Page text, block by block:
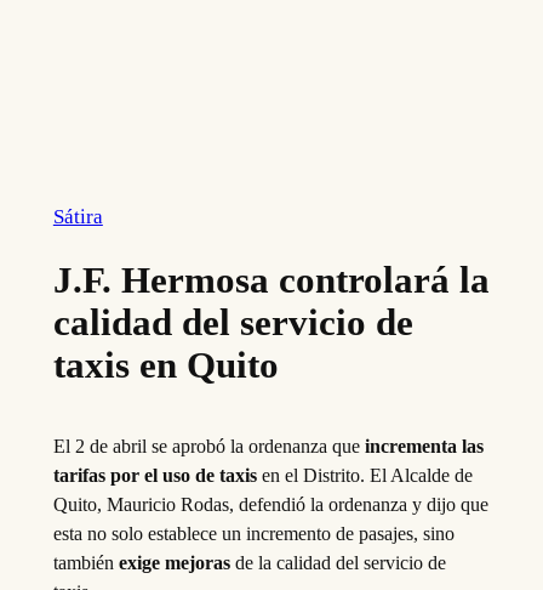
Sátira
J.F. Hermosa controlará la
calidad del servicio de
taxis en Quito
El 2 de abril se aprobó la ordenanza que incrementa las
tarifas por el uso de taxisen el Distrito. El Alcalde de
Quito, Mauricio Rodas, defendió la ordenanza y dijo que
esta no solo establece un incremento de pasajes, sino
también exige mejorasde la calidad del servicio de